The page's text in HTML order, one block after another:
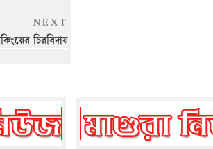
Post
NEXT
চিরবিদায়